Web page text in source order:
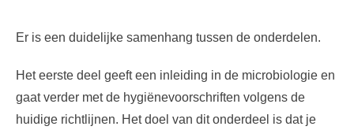
Er is een duidelijke samenhang tussen de onderdelen.
Het eerste deel geeft een inleiding in de microbiologie en
gaat verder met de hygiënevoorschriften volgens de
huidige richtlijnen. Het doel van dit onderdeel is dat je